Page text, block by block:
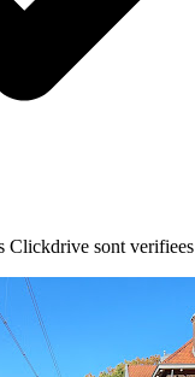
Clickdrive sont verifiees